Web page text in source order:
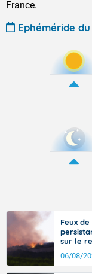
France.
Ephéméride
Feux
sur le
06/08/